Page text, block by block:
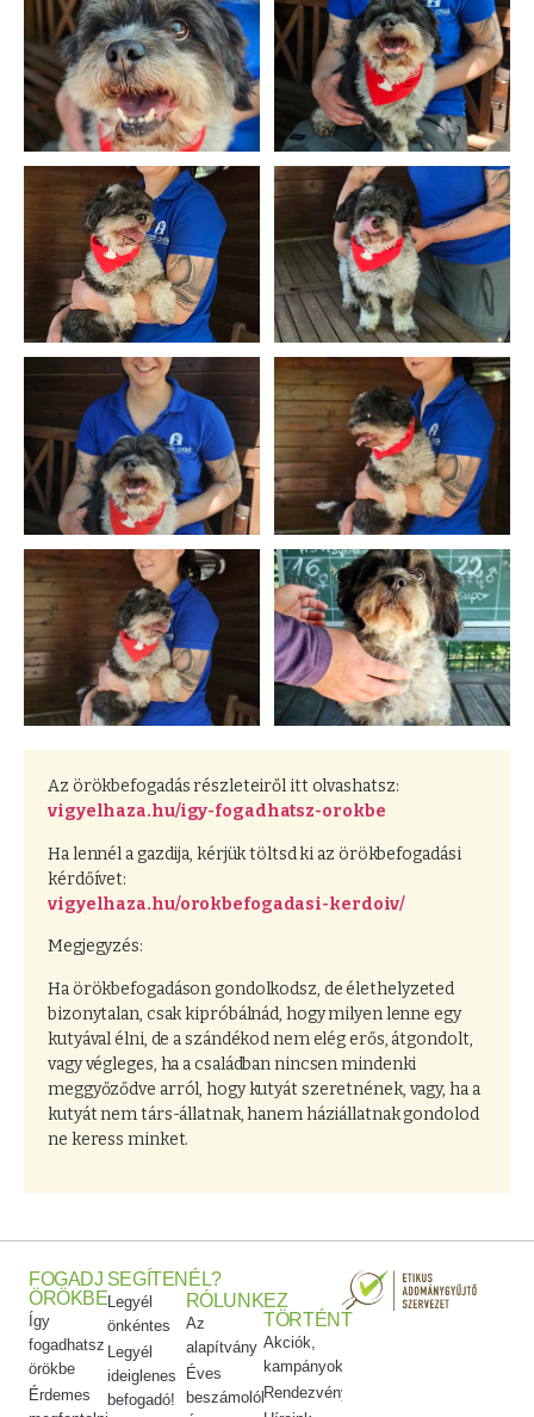
Az örökbefogadás részleteiről itt olvashatsz:
vigyelhaza.hu/igy-fogadhatsz-orokbe
Ha lennél a gazdija, kérjük töltsd ki az örökbefogadási
kérdőívet:
vigyelhaza.hu/orokbefogadasi-kerdoiv/
Megjegyzés:
Ha örökbefogadáson gondolkodsz, de élethelyzeted
bizonytalan, csak kipróbálnád, hogy milyen lenne egy
kutyával élni, de a szándékod nem elég erős, átgondolt,
vagy végleges, ha a családban nincsen mindenki
meggyőződve arról, hogy kutyát szeretnének, vagy, ha a
kutyát nem társ-állatnak, hanem háziállatnak gondolod
ne keress minket.
FOGADJ
ÖRÖKBE
Így
fogadhatsz
örökbe
Érdemes
SEGÍTENÉL?
Legyél
önkéntes
Legyél
ideiglenes
befogadó!
RÓLUNK
Az
alapítvány
Éves
beszámolók
EZ
TÖRTÉNT
Akciók,
kampányok
Rendezvényeink